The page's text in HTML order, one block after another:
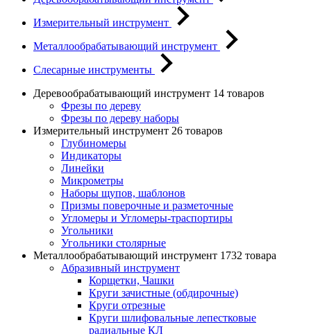
Измерительный инструмент
Металлообрабатывающий инструмент
Слесарные инструменты
Деревообрабатывающий инструмент 14 товаров
Фрезы по дереву
Фрезы по дереву наборы
Измерительный инструмент 26 товаров
Глубиномеры
Индикаторы
Линейки
Микрометры
Наборы щупов, шаблонов
Призмы поверочные и разметочные
Угломеры и Угломеры-траспортиры
Угольники
Угольники столярные
Металлообрабатывающий инструмент 1732 товара
Абразивный инструмент
Корщетки, Чашки
Круги зачистные (обдирочные)
Круги отрезные
Круги шлифовальные лепестковые
радиальные КЛ